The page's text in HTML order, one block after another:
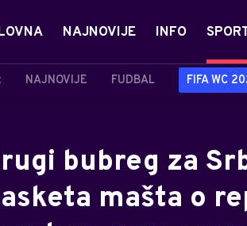
NAJNOVIJE INFO
NAJNOVIJE FUDBAL FIFA WC
bubreg za
mašta o